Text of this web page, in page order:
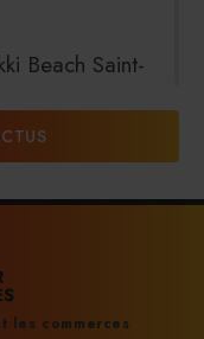
Beach Saint-
200 millions
les commerces